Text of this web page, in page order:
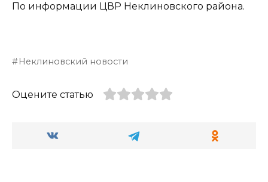
По информации ЦВР Неклиновского района.
Неклиновский новости
Оцените статью